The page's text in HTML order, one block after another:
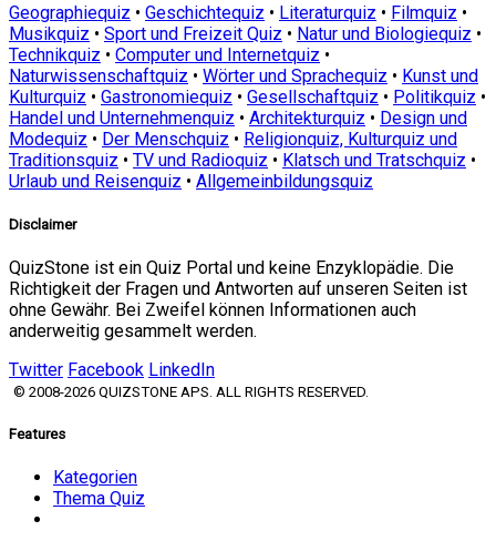
Geographiequiz • Geschichtequiz • Literaturquiz • Filmquiz •
Musikquiz • Sport und Freizeit Quiz • Natur und Biologiequiz •
Technikquiz • Computer und Internetquiz •
Naturwissenschaftquiz • Wörter und Sprachequiz • Kunst und
Kulturquiz • Gastronomiequiz • Gesellschaftquiz • Politikquiz •
Handel und Unternehmenquiz • Architekturquiz • Design und
Modequiz • Der Menschquiz • Religionquiz, Kulturquiz und
Traditionsquiz • TV und Radioquiz • Klatsch und Tratschquiz •
Urlaub und Reisenquiz • Allgemeinbildungsquiz
Disclaimer
QuizStone ist ein Quiz Portal und keine Enzyklopädie. Die
Richtigkeit der Fragen und Antworten auf unseren Seiten ist
ohne Gewähr. Bei Zweifel können Informationen auch
anderweitig gesammelt werden.
Twitter Facebook LinkedIn
© 2008-2026 QUIZSTONE APS. ALL RIGHTS RESERVED.
Features
Kategorien
Thema Quiz